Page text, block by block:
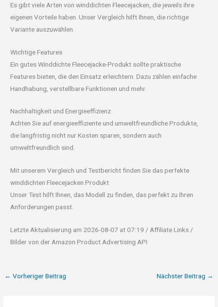
Es gibt viele Arten von winddichten Fleecejacken, die jeweils ihre
eigenen Vorteile haben. Unser Vergleich hilft Ihnen, die richtige
Variante auszuwählen.
Wichtige Features
Ein gutes Winddichte Fleecejacke-Produkt sollte praktische
Features bieten, die den Einsatz erleichtern. Dazu zählen einfache
Handhabung, verstellbare Funktionen und mehr.
Nachhaltigkeit und Energieeffizienz
Achten Sie auf energieeffiziente und umweltfreundliche Produkte,
die langfristig nicht nur Kosten sparen, sondern auch
umweltfreundlich sind.
Mit unserem Vergleich und Testbericht finden Sie das perfekte
winddichten Fleecejacken Produkt
Unser Test hilft Ihnen, das Modell zu finden, das perfekt zu Ihren
Anforderungen passt.
Letzte Aktualisierung am 2026-08-07 at 07:19 / Affiliate Links /
Bilder von der Amazon Product Advertising API
← Vorheriger Beitrag Nächster Beitrag →